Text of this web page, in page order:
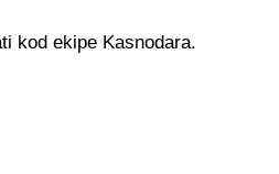
kod ekipe Kasnodara.